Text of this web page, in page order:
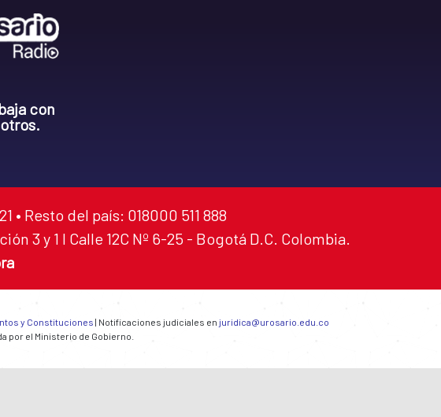
con
• Resto del país: 018000 511 888
3 y 1 I Calle 12C Nº 6-25 - Bogotá D.C. Colombia.
y Constituciones | Notificaciones judiciales en juridica@urosario.edu.co
por el Ministerio de Gobierno.